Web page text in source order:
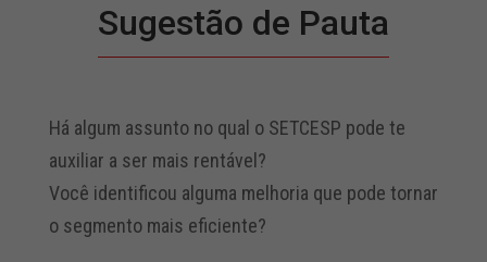
Sugestão de Pauta
Há algum assunto no qual o SETCESP pode te
auxiliar a ser mais rentável?
Você identificou alguma melhoria que pode tornar
o segmento mais eficiente?